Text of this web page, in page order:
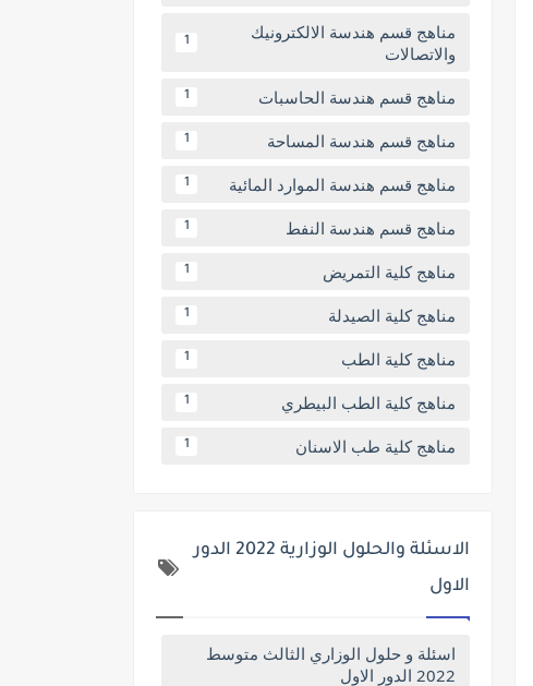
مناهج قسم هندسة الالكترونيك
والاتصالات
1
مناهج قسم هندسة الحاسبات 1
مناهج قسم هندسة المساحة 1
مناهج قسم هندسة الموارد المائية 1
مناهج قسم هندسة النفط 1
مناهج كلية التمريض 1
مناهج كلية الصيدلة 1
مناهج كلية الطب 1
مناهج كلية الطب البيطري 1
مناهج كلية طب الاسنان 1
الاسئلة والحلول الوزارية 2022 الدور
الاول
اسئلة و حلول الوزاري الثالث متوسط
2022 الدور الاول